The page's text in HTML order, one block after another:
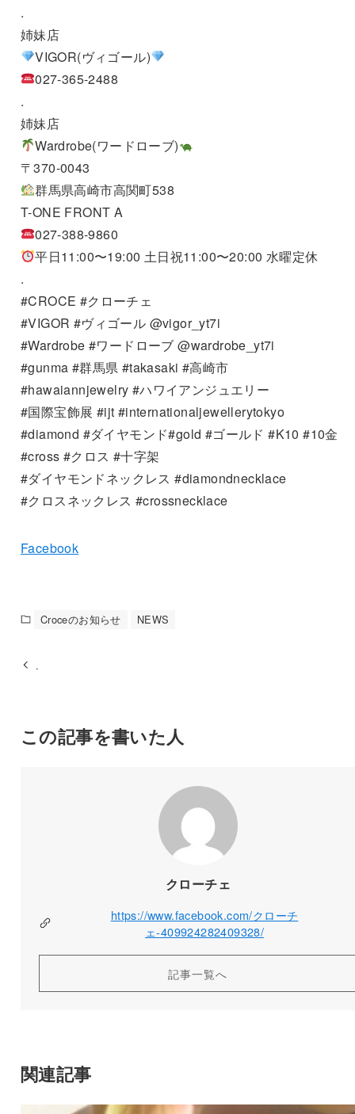
.
姉妹店
VIGOR(ヴィゴール)
027-365-2488
.
姉妹店
Wardrobe(ワードローブ)
〒370-0043
群馬県高崎市高関町538
T-ONE FRONT A
027-388-9860
平日11:00〜19:00 土日祝11:00〜20:00 水曜定休
.
#CROCE #クローチェ
#VIGOR #ヴィゴール @vigor_yt7i
#Wardrobe #ワードローブ @wardrobe_yt7i
#gunma #群馬県 #takasaki #高崎市
#hawaiannjewelry #ハワイアンジュエリー
#国際宝飾展 #ijt #internationaljewellerytokyo
#diamond #ダイヤモンド#gold #ゴールド #K10 #10金
#cross #クロス #十字架
#ダイヤモンドネックレス #diamondnecklace
#クロスネックレス #crossnecklace
Facebook
Croceのお知らせ NEWS
.
この記事を書いた人
クローチェ
https://www.facebook.com/クローチ
ェ-409924282409328/
記事一覧へ
関連記事